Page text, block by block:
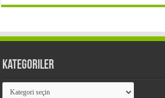
Kategoriler
Kategoriler